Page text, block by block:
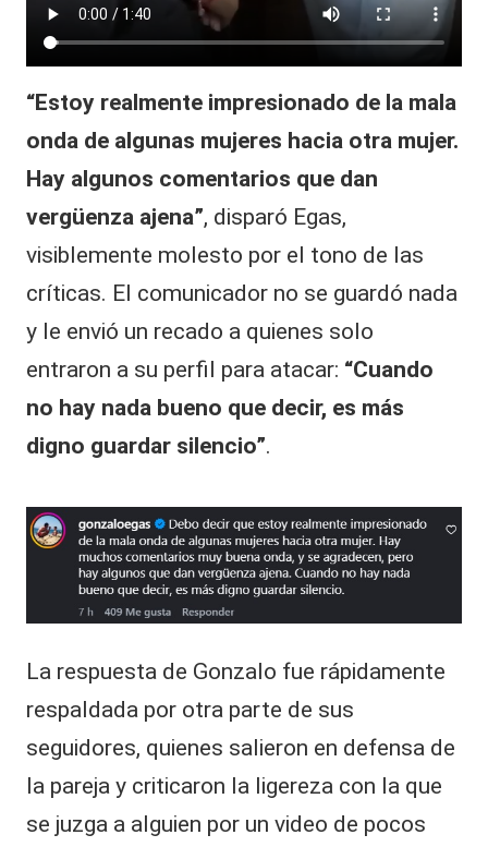
“Estoy realmente impresionado de la mala
onda de algunas mujeres hacia otra mujer.
Hay algunos comentarios que dan
vergüenza ajena”, disparó Egas,
visiblemente molesto por el tono de las
críticas. El comunicador no se guardó nada
y le envió un recado a quienes solo
entraron a su perfil para atacar: “Cuando
no hay nada bueno que decir, es más
digno guardar silencio”.
La respuesta de Gonzalo fue rápidamente
respaldada por otra parte de sus
seguidores, quienes salieron en defensa de
la pareja y criticaron la ligereza con la que
se juzga a alguien por un video de pocos